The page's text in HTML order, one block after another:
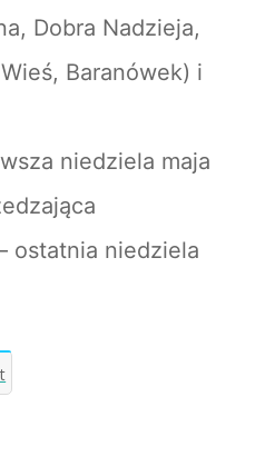
Dobra Nadzieja,
Baranówek) i
niedziela maja
ostatnia niedziela